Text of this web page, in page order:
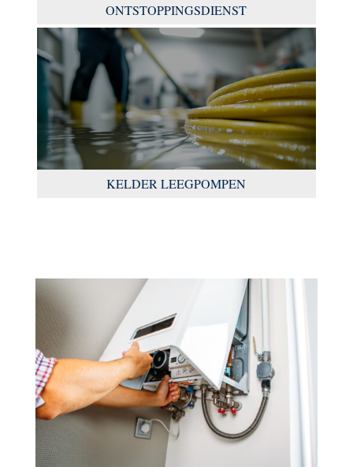
ONTSTOPPINGSDIENST
KELDER LEEGPOMPEN